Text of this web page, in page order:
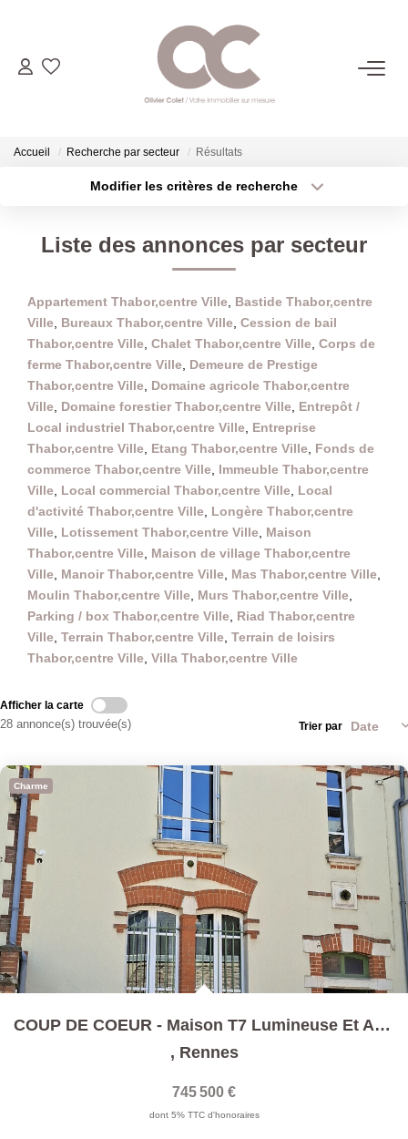
06.14.98.69.34
ACHETER
ESTIMER
L'AGENCE
CONTACT
Accueil Recherche par secteur Résultats
Modifier les critères de recherche
Type de bien
Surface min
Budget max Plus de critères
Créer une alerte
Liste des annonces par secteur
Appartement Thabor,centre Ville Bastide Thabor,centre
Ville Bureaux Thabor,centre Ville Cession de bail
Thabor,centre Ville Chalet Thabor,centre Ville Corps de
ferme Thabor,centre Ville Demeure de Prestige
Thabor,centre Ville Domaine agricole Thabor,centre
Ville Domaine forestier Thabor,centre Ville Entrepôt /
Local industriel Thabor,centre Ville Entreprise
Thabor,centre Ville Etang Thabor,centre Ville Fonds de
commerce Thabor,centre Ville Immeuble Thabor,centre
Ville Local commercial Thabor,centre Ville Local
d'activité Thabor,centre Ville Longère Thabor,centre
Ville Lotissement Thabor,centre Ville Maison
Thabor,centre Ville Maison de village Thabor,centre
Ville Manoir Thabor,centre Ville Mas Thabor,centre Ville
Moulin Thabor,centre Ville Murs Thabor,centre Ville
Parking / box Thabor,centre Ville Riad Thabor,centre
Ville Terrain Thabor,centre Ville Terrain de loisirs
Thabor,centre Ville Villa Thabor,centre Ville
Afficher la carte
28 annonce(s) trouvée(s) Trier par
Charme
COUP DE COEUR - Maison T7 Lumineuse Et Au Calme Proche Des...
, Rennes
745 500 €
dont 5% TTC d'honoraires